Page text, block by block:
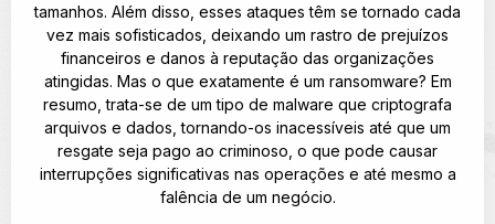
tamanhos. Além disso, esses ataques têm se tornado cada
vez mais sofisticados, deixando um rastro de prejuízos
financeiros e danos à reputação das organizações
atingidas. Mas o que exatamente é um ransomware? Em
resumo, trata-se de um tipo de malware que criptografa
arquivos e dados, tornando-os inacessíveis até que um
resgate seja pago ao criminoso, o que pode causar
interrupções significativas nas operações e até mesmo a
falência de um negócio.